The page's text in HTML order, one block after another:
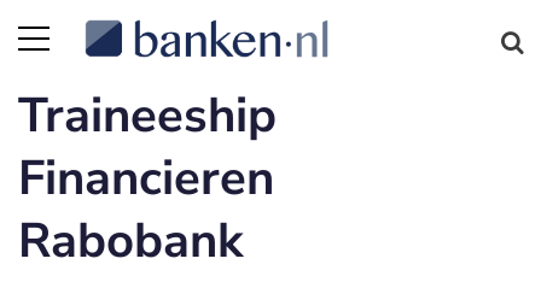
Traineeship
Financieren
Rabobank